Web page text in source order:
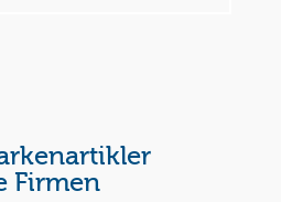
Firmen